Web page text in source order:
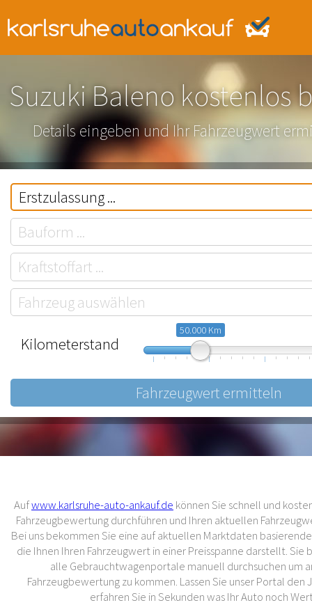
Suzuki Baleno kostenlos
Details eingeben und Ihr Fahrzeugwert
Kilometerstand
50.000 Km
Aufwww.karlsruhe-auto-ankauf.de können Sie schnell und
Fahrzeugbewertung durchführen und Ihren aktuellen
Bei uns bekommen Sie eine auf aktuellen Marktdaten
die Ihnen Ihren Fahrzeugwert in einer Preisspanne darstellt. Sie
alle Gebrauchtwagenportale manuell durchsuchen um
Fahrzeugbewertung zu kommen. Lassen Sie unser Portal den
erfahren Sie in Sekunden was Ihr Auto noch